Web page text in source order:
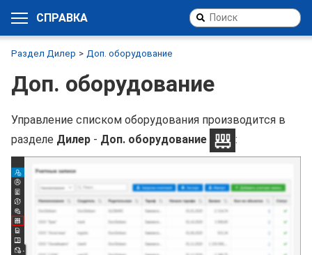
СПРАВКА
Раздел Дилер Доп. оборудование
Доп. оборудование
Управление списком оборудования производится в
разделе Дилер - Доп. оборудование :